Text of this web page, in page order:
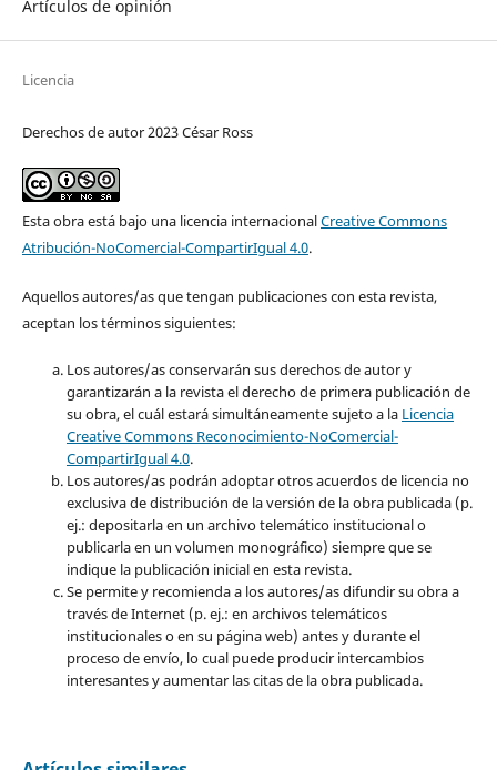
Artículos de opinión
Licencia
Derechos de autor 2023 César Ross
Esta obra está bajo una licencia internacionalCreative Commons
Atribución-NoComercial-CompartirIgual 4.0.
Aquellos autores/as que tengan publicaciones con esta revista,
aceptan los términos siguientes:
Los autores/as conservarán sus derechos de autor y
garantizarán a la revista el derecho de primera publicación de
su obra, el cuál estará simultáneamente sujeto a la Licencia
Creative Commons Reconocimiento-NoComercial-
CompartirIgual 4.0.
Los autores/as podrán adoptar otros acuerdos de licencia no
exclusiva de distribución de la versión de la obra publicada (p.
ej.: depositarla en un archivo telemático institucional o
publicarla en un volumen monográfico) siempre que se
indique la publicación inicial en esta revista.
Se permite y recomienda a los autores/as difundir su obra a
través de Internet (p. ej.: en archivos telemáticos
institucionales o en su página web) antes y durante el
proceso de envío, lo cual puede producir intercambios
interesantes y aumentar las citas de la obra publicada.